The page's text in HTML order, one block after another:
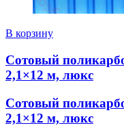
В корзину
Сотовый
2,1×12 м, люкс
Сотовый
2,1×12 м, люкс